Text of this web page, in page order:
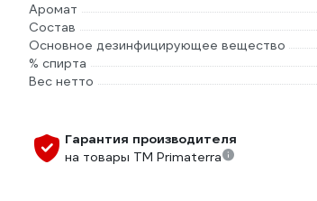
Аромат
Состав
Основное дезинфицирующее вещество
% спирта
Вес нетто
Гарантия производителя
на товары TM Primaterra